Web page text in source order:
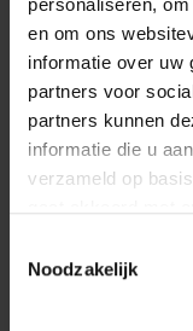
personaliseren,
en om ons
informatie over uw
partners voor
partners kunnen
informatie die u
verzameld op
Noodzakelijk
lijngoten, ook wel
bieden een
ze niet geopend
wij het gebruik van
einde voor